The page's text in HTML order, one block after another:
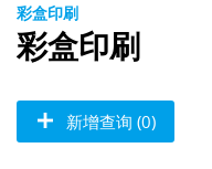
彩盒印刷
彩盒印刷
新增查询 (0)